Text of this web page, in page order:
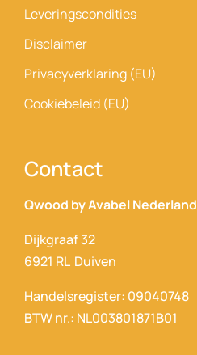
Leveringscondities
Disclaimer
Privacyverklaring (EU)
Cookiebeleid (EU)
Contact
Qwood by Avabel Nederland
Dijkgraaf 32
6921 RL Duiven
Handelsregister: 09040748
BTW nr.: NL003801871B01